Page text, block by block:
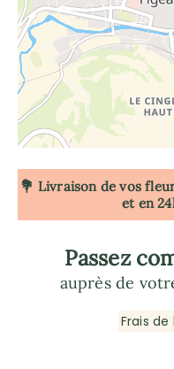
💐 Livraison de vos
et en
Passez
auprès de
Frais de